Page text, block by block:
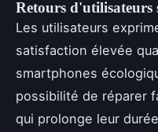
Retours
Les utilisateurs
satisfaction élevée
smartphones
possibilité de réparer
qui prolonge leur